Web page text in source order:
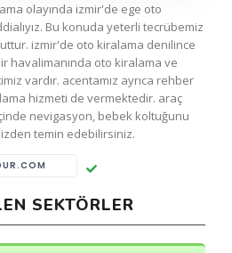
olayında izmir'de ege oto
Bu konuda yeterli tecrübemiz
izmir'de oto kiralama denilince
havalimanında oto kiralama ve
vardır. acentamız ayrıca rehber
hizmeti de vermektedir. araç
nevigasyon, bebek koltuğunu
temin edebilirsiniz.
SEKTÖRLER